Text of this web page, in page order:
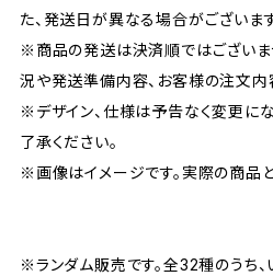
た、発送日が異なる場合がございま
※商品の発送は決済順ではございま
況や発送準備内容、お客様の注文内
※デザイン、仕様は予告なく変更に
了承ください。
※画像はイメージです。実際の商品と
※ランダム販売です。全32種のうち、